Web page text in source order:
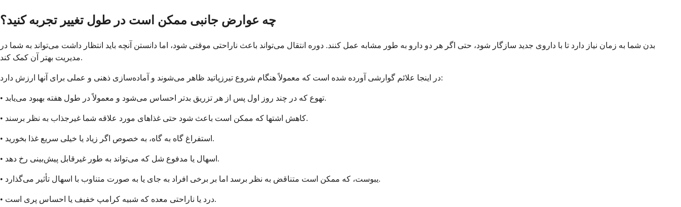
چه عوارض جانبی ممکن است در طول تغییر تجربه کنید؟
بدن شما به زمان نیاز دارد تا با داروی جدید سازگار شود، حتی اگر هر دو دارو به طور مشابه عمل کنند. دوره انتقال می‌تواند باعث ناراحتی موقتی شود، اما دانستن آنچه باید انتظار داشت می‌تواند به شما در
مدیریت بهتر آن کمک کند.
در اینجا علائم گوارشی آورده شده است که معمولاً هنگام شروع تیرزپاتید ظاهر می‌شوند و آماده‌سازی ذهنی و عملی برای آنها ارزش دارد:
• تهوع که در چند روز اول پس از هر تزریق بدتر احساس می‌شود و معمولاً در طول هفته بهبود می‌یابد.
• کاهش اشتها که ممکن است باعث شود حتی غذاهای مورد علاقه شما غیرجذاب به نظر برسند.
• استفراغ گاه به گاه، به خصوص اگر زیاد یا خیلی سریع غذا بخورید.
• اسهال یا مدفوع شل که می‌تواند به طور غیرقابل پیش‌بینی رخ دهد.
• یبوست، که ممکن است متناقض به نظر برسد اما بر برخی افراد به جای یا به صورت متناوب با اسهال تأثیر می‌گذارد.
• درد یا ناراحتی معده که شبیه کرامپ خفیف یا احساس پری است.